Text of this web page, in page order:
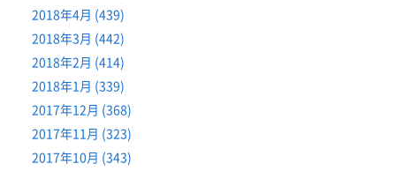
2018年4月 (439)
2018年3月 (442)
2018年2月 (414)
2018年1月 (339)
2017年12月 (368)
2017年11月 (323)
2017年10月 (343)